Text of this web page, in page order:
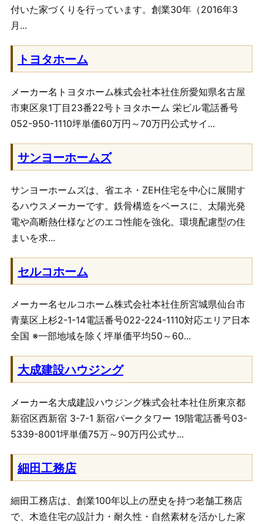
付いた家づくりを行っています。創業30年（2016年3
月...
トヨタホーム
メーカー名トヨタホーム株式会社本社住所愛知県名古屋
市東区泉1丁目23番22号トヨタホーム 栄ビル電話番号
052-950-1110坪単価60万円～70万円公式サイ...
サンヨーホームズ
サンヨーホームズは、省エネ・ZEH住宅を中心に展開す
るハウスメーカーです。鉄骨構造をベースに、太陽光発
電や高断熱仕様などのエコ性能を強化。環境配慮型の住
まいを求...
セルコホーム
メーカー名セルコホーム株式会社本社住所宮城県仙台市
青葉区上杉2-1-14電話番号022-224-1110対応エリア日本
全国 ※一部地域を除く坪単価平均50～60...
大成建設ハウジング
メーカー名大成建設ハウジング株式会社本社住所東京都
新宿区西新宿 3-7-1 新宿パークタワー 19階電話番号03-
5339-8001坪単価75万～90万円公式サ...
細田工務店
細田工務店は、創業100年以上の歴史を持つ老舗工務店
で、木造住宅の設計力・耐久性・自然素材を活かした家